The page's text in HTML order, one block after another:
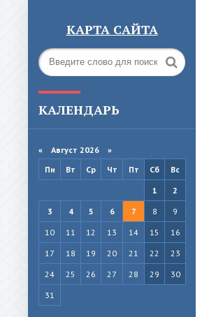
КАРТА САЙТА
КАЛЕНДАРЬ
« Август 2026 »
Пн
Вт Ср Чт Пт Сб
Вс
1
2
3
4 5 6 7 8
9
10
11 12 13 14 15
16
17
18 19 20 21 22
23
24
25 26 27 28 29
30
31